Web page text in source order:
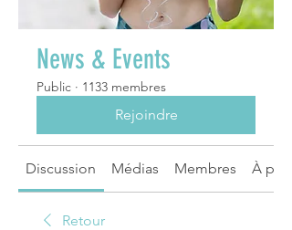
News & Events
Public · 1133 membres
Rejoindre
Discussion Médias Membres À
Retour